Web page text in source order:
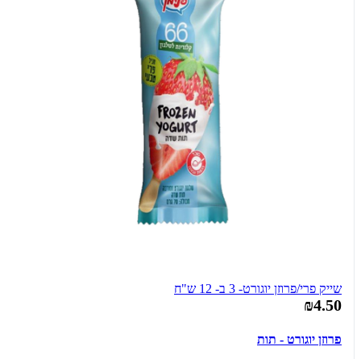
שייק פרי/פרוזן יוגורט- 3 ב- 12 ש"ח
₪4.50
פרוזן יוגורט - תות